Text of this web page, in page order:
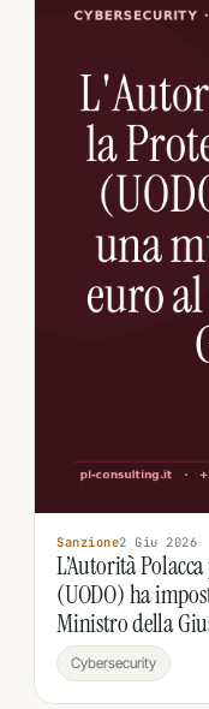
Sanzione2 Giu 2026
L’Autorità
(UODO) ha
Ministro della
Cybersecurity